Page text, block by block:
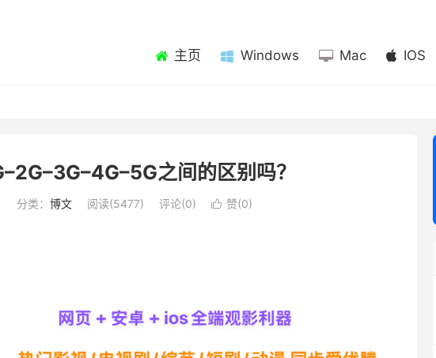
主页 Windows Mac IOS
之间的区别吗？
分类： 博文 阅读(5477) 评论(0)  赞(0)